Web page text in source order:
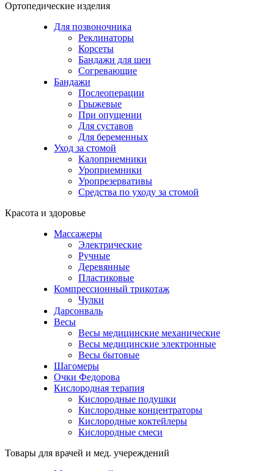
Ортопедические изделия
Для позвоночника
Реклинаторы
Корсеты
Бандажи для шеи
Согревающие
Бандажи
Послеоперации
Грыжевые
При опущении
Для суставов
Для беременных
Уход за стомой
Калоприемники
Уроприемники
Уропрезервативы
Средства по уходу за стомой
Красота и здоровье
Массажеры
Электрические
Ручные
Деревянные
Пластиковые
Компрессионный трикотаж
Чулки
Дарсонваль
Весы
Весы медицинские механические
Весы медицинские электронные
Весы бытовые
Шагомеры
Очки Федорова
Кислородная терапия
Кислородные подушки
Кислородные концентраторы
Кислородные коктейлеры
Кислородные смеси
Товары для врачей и мед. учереждений